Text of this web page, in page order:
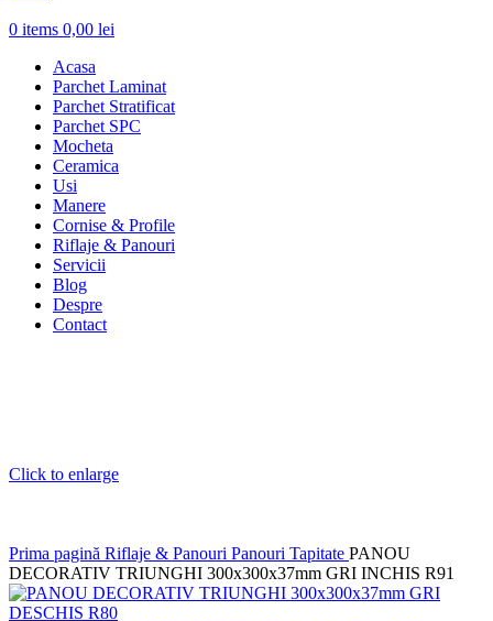
0 items 0,00 lei
Acasa
Parchet Laminat
Parchet Stratificat
Parchet SPC
Mocheta
Ceramica
Usi
Manere
Cornise & Profile
Riflaje & Panouri
Servicii
Blog
Despre
Contact
Click to enlarge
Prima pagină Riflaje & Panouri Panouri Tapitate PANOU
DECORATIV TRIUNGHI 300x300x37mm GRI INCHIS R91